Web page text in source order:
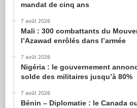
mandat de cinq ans
7 août 2026
Mali : 300 combattants du
l’Azawad enrôlés dans l’armée
7 août 2026
Nigéria : le gouvernement
solde des militaires jusqu’à 80%
7 août 2026
Bénin – Diplomatie : le Canada